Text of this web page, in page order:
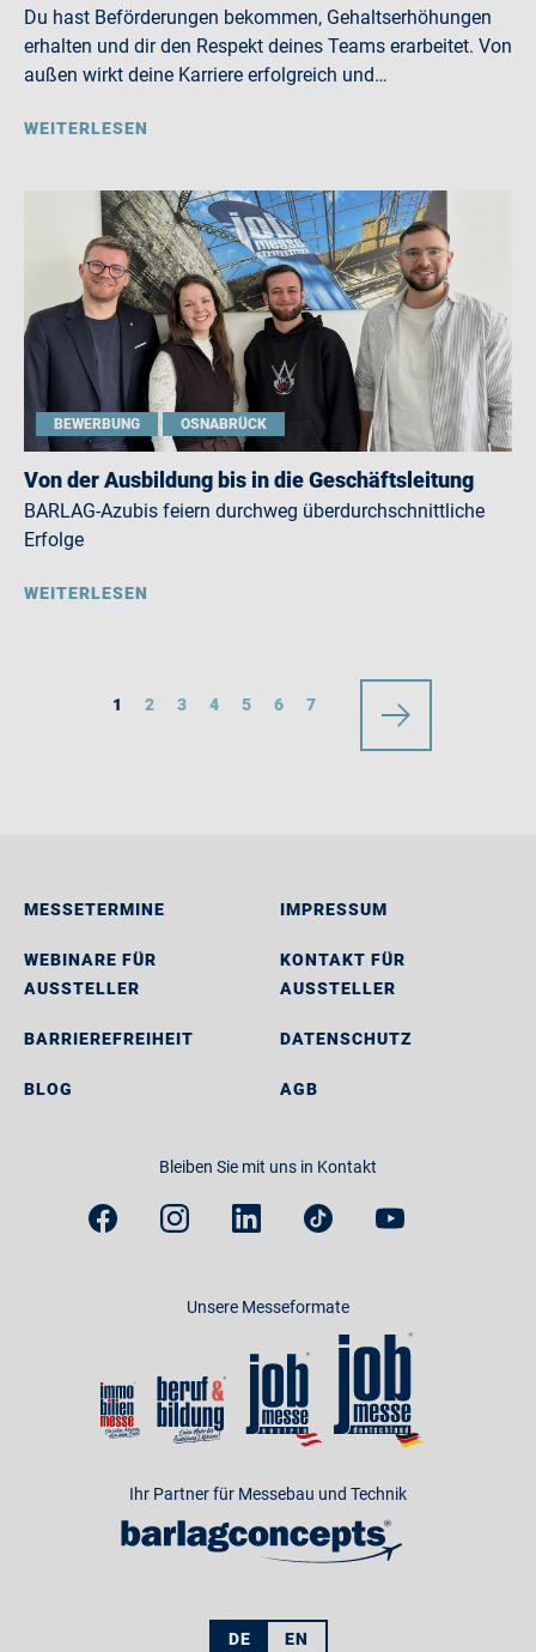
Du hast Beförderungen bekommen, Gehaltserhöhungen
erhalten und dir den Respekt deines Teams erarbeitet. Von
außen wirkt deine Karriere erfolgreich und…
WEITERLESEN
BEWERBUNG OSNABRÜCK
Von der Ausbildung bis in die Geschäftsleitung
BARLAG-Azubis feiern durchweg überdurchschnittliche
Erfolge
WEITERLESEN
1 2 3 4 5 6 7
MESSETERMINE
WEBINARE FÜR
AUSSTELLER
BARRIEREFREIHEIT
BLOG
IMPRESSUM
KONTAKT FÜR
AUSSTELLER
DATENSCHUTZ
AGB
Bleiben Sie mit uns in Kontakt
Unsere Messeformate
Ihr Partner für Messebau und Technik
DE EN